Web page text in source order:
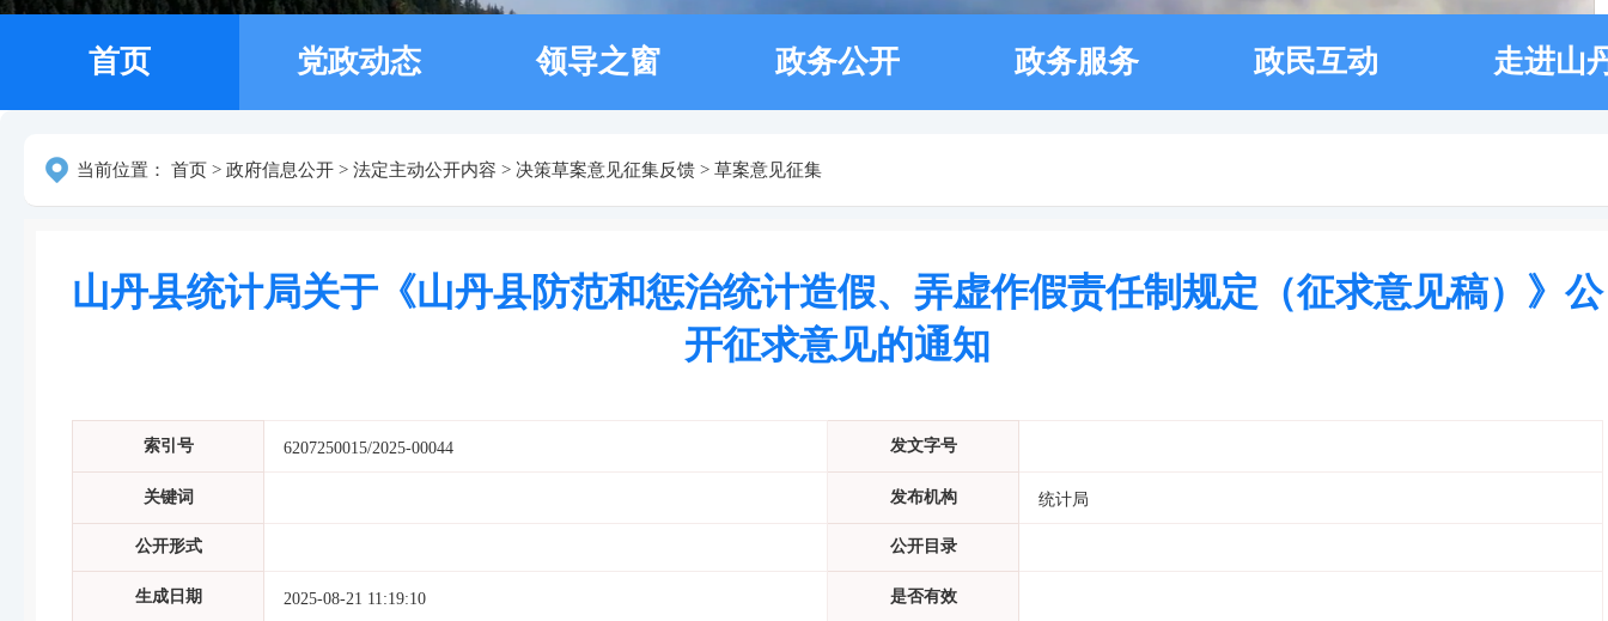
首页 党政动态 领导之窗 政务公开 政务服务 政民互动 走进山
当前位置： 首页 > 政府信息公开 > 法定主动公开内容 > 决策草案意见征集反馈 > 草案意见征集
山丹县统计局关于《山丹县防范和惩治统计造假、弄虚作假责任制规定（征求意见稿）》公
开征求意见的通知
索引号 6207250015/2025-00044 发文字号
关键词 发布机构 统计局
公开形式 公开目录
生成日期 2025-08-21 11:19:10 是否有效